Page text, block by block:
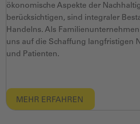
ökonomische Aspekte der
berücksichtigen, sind integraler
Handelns. Als
uns auf die Schaffung langfristigen
und Patienten.
MEHR ERFAHREN